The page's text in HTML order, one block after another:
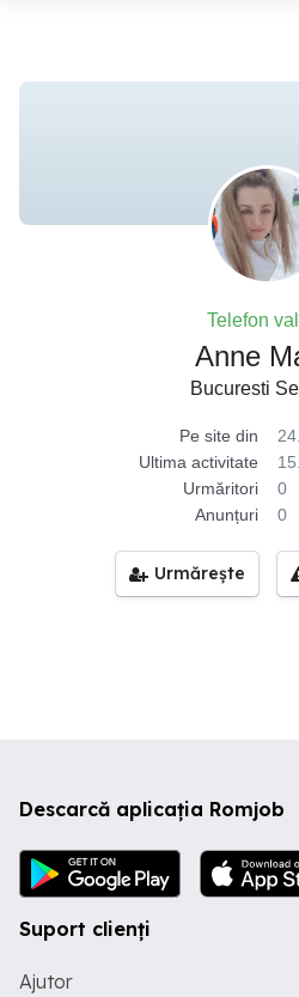
Telefon
Anne
Bucuresti
Pe site din
Ultima activitate
Urmăritori
0
Anunțuri
0
Urmărește
Descarcă aplicația Romjob
Suport clienți
Ajutor